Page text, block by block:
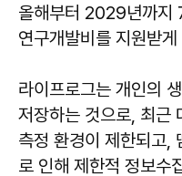
올해부터 2029년까
연구개발비를 지원받게
라이프로그는 개인의
저장하는 것으로, 최근
측정 환경이 제한되고,
로 인해 제한적 정보수